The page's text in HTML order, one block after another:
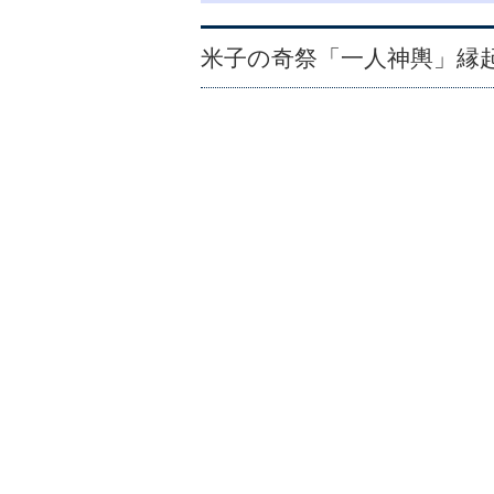
米子の奇祭「一人神輿」縁